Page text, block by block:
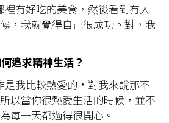
有好吃的美食，然後看到有人
，我就覺得自己很成功。對，我
追求精神生活？
是我比較熱愛的，對我來說那不
以當你很熱愛生活的時候，並不
每一天都過得很開心。